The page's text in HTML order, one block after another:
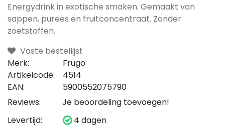
Energydrink in exotische smaken. Gemaakt van
sappen, purees en fruitconcentraat. Zonder
zoetstoffen.
Vaste bestellijst
Merk:
Frugo
Artikelcode:
4514
EAN:
5900552075790
Reviews:
Je beoordeling toevoegen!
Levertijd:
4 dagen